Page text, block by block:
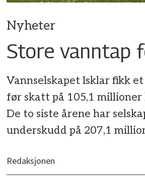
Nyheter
Store vanntap
Vannselskapet Isklar fikk
før skatt på 105,1 millioner
De to siste årene har
underskudd på 207,1
Redaksjonen